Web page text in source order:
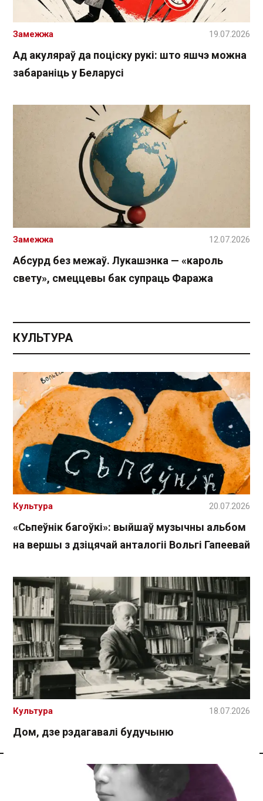
Спасылка без VPN
Ад акуляраў да поціску рукі: што яшчэ можна
забараніць у Беларусі
Замежжа 19.07.2026
Абсурд без межаў. Лукашэнка — «кароль
свету», смеццевы бак супраць Фаража
Замежжа 12.07.2026
КУЛЬТУРА
«Сьпеўнік багоўкі»: выйшаў музычны альбом
на вершы з дзіцячай анталогіі Вольгі Гапеевай
Культура 20.07.2026
Дом, дзе рэдагавалі будучыню
Культура 18.07.2026